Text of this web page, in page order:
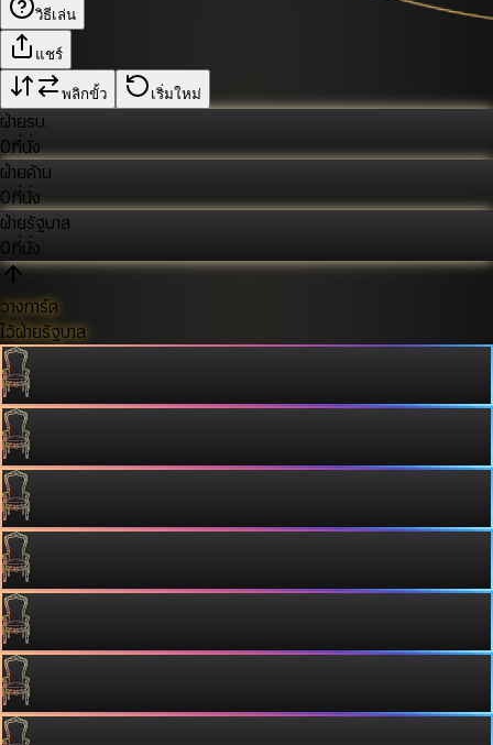
วิธีเล่น
แชร์
พลิกขั้ว เริ่มใหม่
ฝ่ายรบ.
0ที่นั่ง
ฝ่ายค้าน
0ที่นั่ง
ฝ่ายรัฐบาล
0ที่นั่ง
วางการ์ด
ไว้ฝ่ายรัฐบาล